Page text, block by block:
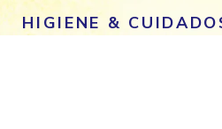
HIGIENE &